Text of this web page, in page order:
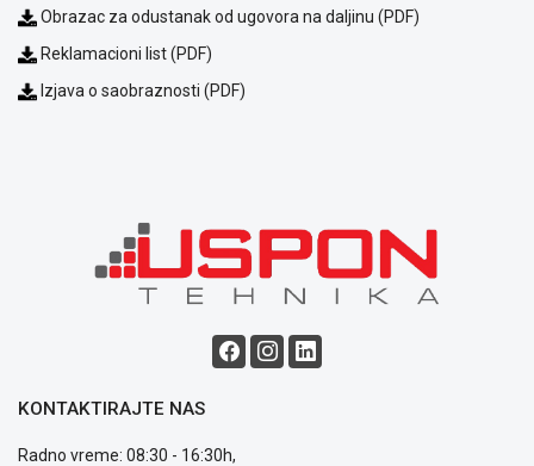
kvara
privatnosti
Politika
Obrazac za odustanak od ugovora na daljinu (PDF)
Reklamacioni list (PDF)
Izjava o saobraznosti (PDF)
KONTAKTIRAJTE NAS
Radno vreme: 08:30 - 16:30h,